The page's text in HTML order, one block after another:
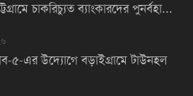
চাকরিচ্যুত ব্যাংকারদের পুনর্বহা...
৫-এর উদ্যোগে বড়াইগ্রামে টাউনহল